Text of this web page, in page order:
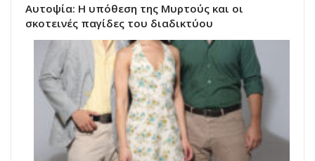
Αυτοψία: Η υπόθεση της Μυρτούς και οι
σκοτεινές παγίδες του διαδικτύου